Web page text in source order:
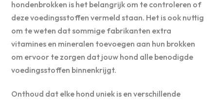
hondenbrokken is het belangrijk om te controleren of
deze voedingsstoffen vermeld staan. Het is ook nuttig
om te weten dat sommige fabrikanten extra
vitamines en mineralen toevoegen aan hun brokken
om ervoor te zorgen dat jouw hond alle benodigde
voedingsstoffen binnenkrijgt.
Onthoud dat elke hond uniek is en verschillende